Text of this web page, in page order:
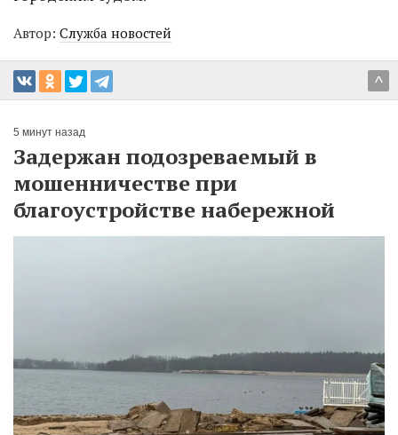
Автор: Служба новостей
^
5 минут назад
Задержан подозреваемый в
мошенничестве при
благоустройстве набережной